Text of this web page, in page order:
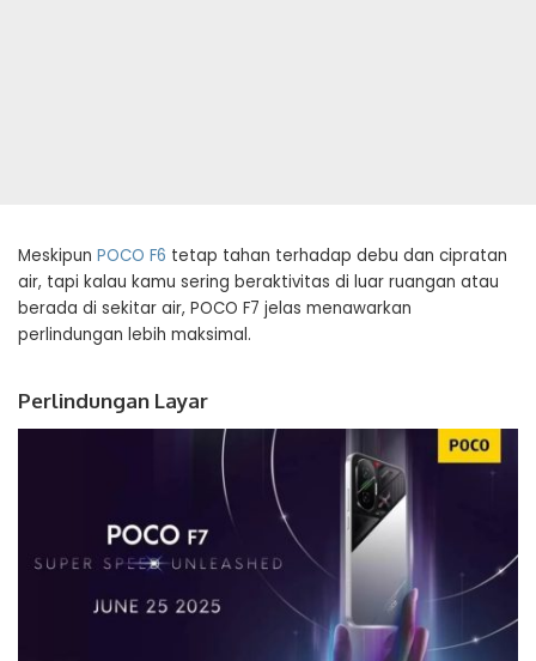
Meskipun POCO F6 tetap tahan terhadap debu dan cipratan
air, tapi kalau kamu sering beraktivitas di luar ruangan atau
berada di sekitar air, POCO F7 jelas menawarkan
perlindungan lebih maksimal.
Perlindungan Layar